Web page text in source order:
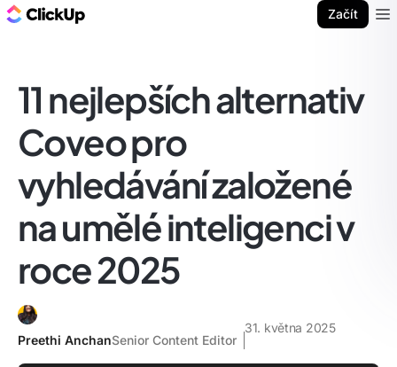
Začít
11 nejlepších alternativ
Coveo pro
vyhledávání založené
na umělé inteligenci v
roce 2025
Preethi AnchanSenior Content Editor
31. května 2025